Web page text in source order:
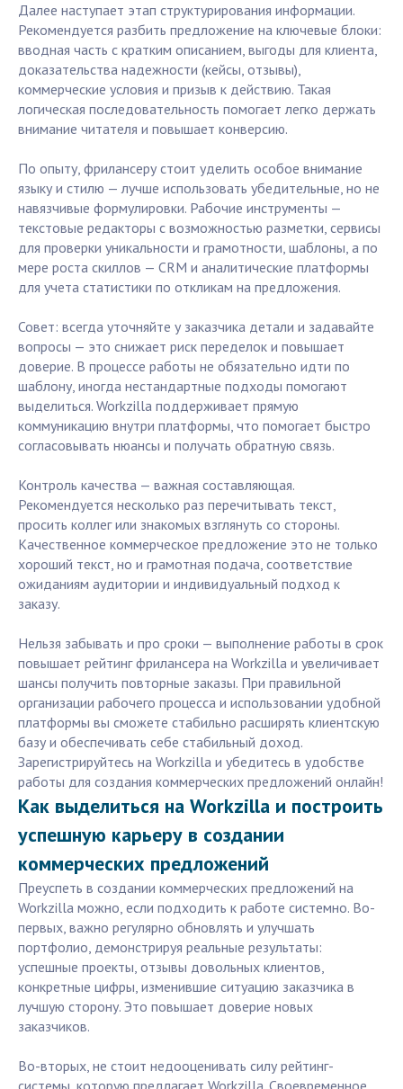
Далее наступает этап структурирования информации.
Рекомендуется разбить предложение на ключевые блоки:
вводная часть с кратким описанием, выгоды для клиента,
доказательства надежности (кейсы, отзывы),
коммерческие условия и призыв к действию. Такая
логическая последовательность помогает легко держать
внимание читателя и повышает конверсию.
По опыту, фрилансеру стоит уделить особое внимание
языку и стилю — лучше использовать убедительные, но не
навязчивые формулировки. Рабочие инструменты —
текстовые редакторы с возможностью разметки, сервисы
для проверки уникальности и грамотности, шаблоны, а по
мере роста скиллов — CRM и аналитические платформы
для учета статистики по откликам на предложения.
Совет: всегда уточняйте у заказчика детали и задавайте
вопросы — это снижает риск переделок и повышает
доверие. В процессе работы не обязательно идти по
шаблону, иногда нестандартные подходы помогают
выделиться. Workzilla поддерживает прямую
коммуникацию внутри платформы, что помогает быстро
согласовывать нюансы и получать обратную связь.
Контроль качества — важная составляющая.
Рекомендуется несколько раз перечитывать текст,
просить коллег или знакомых взглянуть со стороны.
Качественное коммерческое предложение это не только
хороший текст, но и грамотная подача, соответствие
ожиданиям аудитории и индивидуальный подход к
заказу.
Нельзя забывать и про сроки — выполнение работы в срок
повышает рейтинг фрилансера на Workzilla и увеличивает
шансы получить повторные заказы. При правильной
организации рабочего процесса и использовании удобной
платформы вы сможете стабильно расширять клиентскую
базу и обеспечивать себе стабильный доход.
Зарегистрируйтесь на Workzilla и убедитесь в удобстве
работы для создания коммерческих предложений онлайн!
Как выделиться на Workzilla и построить
успешную карьеру в создании
коммерческих предложений
Преуспеть в создании коммерческих предложений на
Workzilla можно, если подходить к работе системно. Во-
первых, важно регулярно обновлять и улучшать
портфолио, демонстрируя реальные результаты:
успешные проекты, отзывы довольных клиентов,
конкретные цифры, изменившие ситуацию заказчика в
лучшую сторону. Это повышает доверие новых
заказчиков.
Во-вторых, не стоит недооценивать силу рейтинг-